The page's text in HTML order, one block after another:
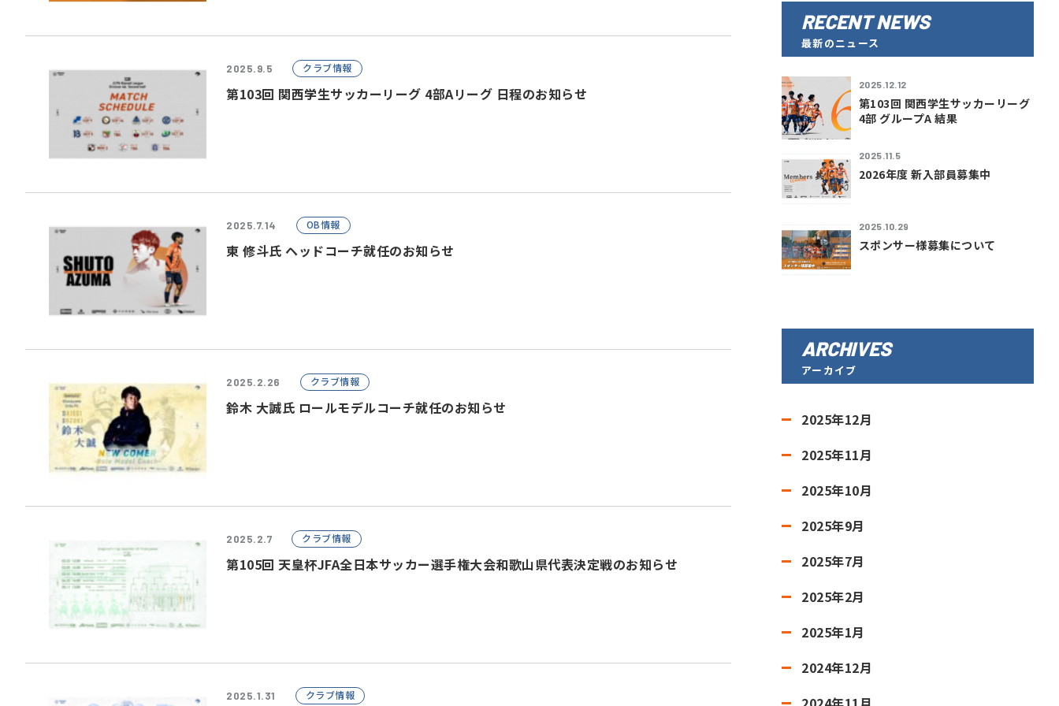
2025.9.5 クラブ情報
第103回 関西学生サッカーリーグ 4部Aリーグ 日程のお知らせ
2025.7.14 OB情報
東 修斗氏 ヘッドコーチ就任のお知らせ
2025.2.26 クラブ情報
鈴木 大誠氏 ロールモデルコーチ就任のお知らせ
2025.2.7 クラブ情報
第105回 天皇杯JFA全日本サッカー選手権大会和歌山県代表決定戦のお知らせ
2025.1.31 クラブ情報
RECENT NEWS
最新のニュース
2025.12.12
第103回 関西学生サッカーリーグ
4部 グループA 結果
2025.11.5
2026年度 新入部員募集中
2025.10.29
スポンサー様募集について
ARCHIVES
アーカイブ
2025年12月
2025年11月
2025年10月
2025年9月
2025年7月
2025年2月
2025年1月
2024年12月